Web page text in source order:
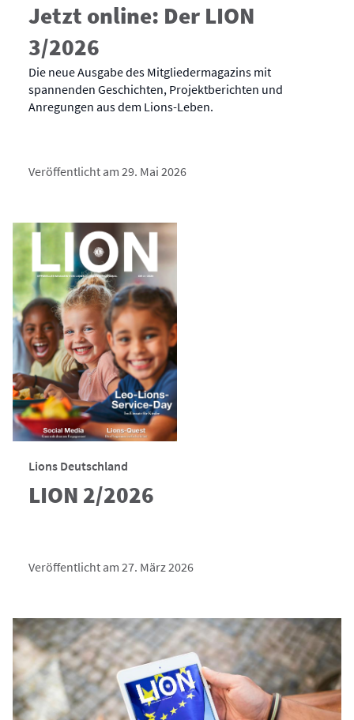
Jetzt online: Der LION
3/2026
Die neue Ausgabe des Mitgliedermagazins mit
spannenden Geschichten, Projektberichten und
Anregungen aus dem Lions-Leben.
Veröffentlicht am 29. Mai 2026
Lions Deutschland
LION 2/2026
Veröffentlicht am 27. März 2026